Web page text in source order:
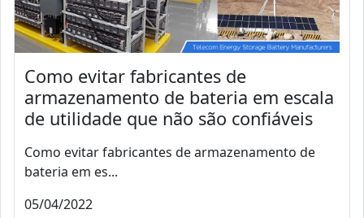
Como evitar fabricantes de
armazenamento de bateria em escala
de utilidade que não são confiáveis
Como evitar fabricantes de armazenamento de
bateria em es...
05/04/2022